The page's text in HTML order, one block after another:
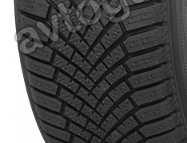
Баланс на автомобилните гуми